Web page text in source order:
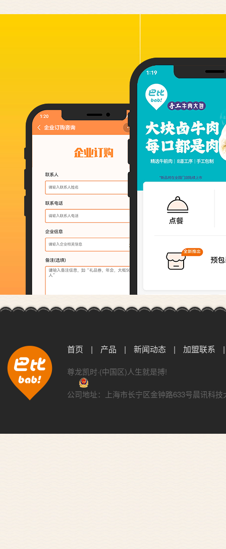
首页 | 产品 | 新闻动态 | 加盟联系 |
尊龙凯时·(中国区)人生就是搏!
公司地址：上海市长宁区金钟路633号晨讯科技